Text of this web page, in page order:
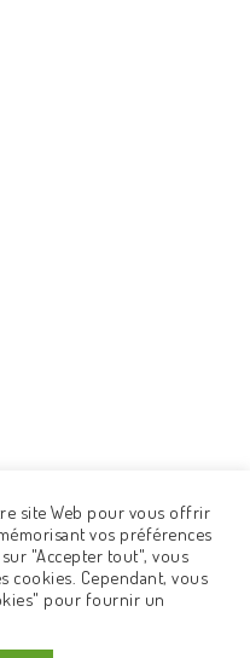
Tous les droits
site Web pour vous offrir
vos préférences
"Accepter tout", vous
cookies. Cependant, vous
pour fournir un